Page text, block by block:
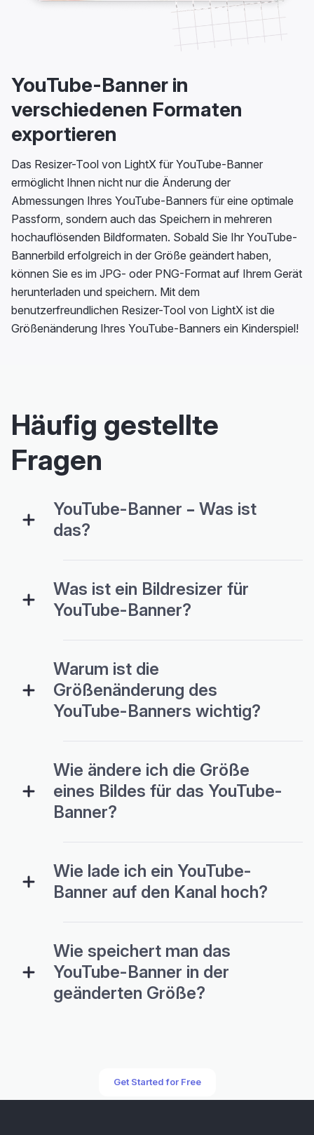
YouTube-Banner in
verschiedenen Formaten
exportieren
Das Resizer-Tool von LightX für YouTube-Banner
ermöglicht Ihnen nicht nur die Änderung der
Abmessungen Ihres YouTube-Banners für eine optimale
Passform, sondern auch das Speichern in mehreren
hochauflösenden Bildformaten. Sobald Sie Ihr YouTube-
Bannerbild erfolgreich in der Größe geändert haben,
können Sie es im JPG- oder PNG-Format auf Ihrem Gerät
herunterladen und speichern. Mit dem
benutzerfreundlichen Resizer-Tool von LightX ist die
Größenänderung Ihres YouTube-Banners ein Kinderspiel!
Häufig gestellte
Fragen
YouTube-Banner – Was ist
das?
Was ist ein Bildresizer für
YouTube-Banner?
Warum ist die
Größenänderung des
YouTube-Banners wichtig?
Wie ändere ich die Größe
eines Bildes für das YouTube-
Banner?
Wie lade ich ein YouTube-
Banner auf den Kanal hoch?
Wie speichert man das
YouTube-Banner in der
geänderten Größe?
Get Started for Free